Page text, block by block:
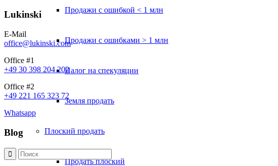
Продажи с ошибкой < 1 млн
Продажи с ошибками > 1 млн
Налог на спекуляции
Земля продать
Плоский продать
Продать плоский
Lukinski
E-Mail
office@lukinski.com
Office #1
+49 30 398 204 202
Office #2
+49 221 165 323 72
Whatsapp
Blog